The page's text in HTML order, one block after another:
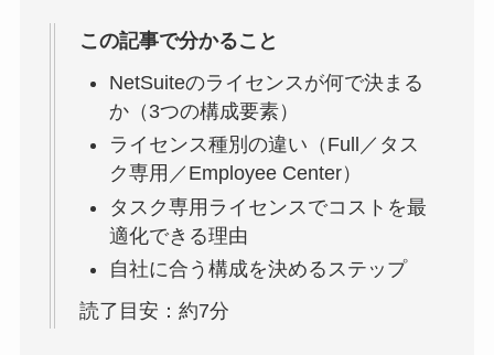
この記事で分かること
NetSuiteのライセンスが何で決まる
か（3つの構成要素）
ライセンス種別の違い（Full／タス
ク専用／Employee Center）
タスク専用ライセンスでコストを最
適化できる理由
自社に合う構成を決めるステップ
読了目安：約7分